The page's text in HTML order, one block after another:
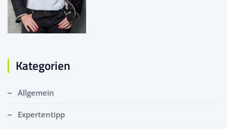
Kategorien
Allgemein
Expertentipp